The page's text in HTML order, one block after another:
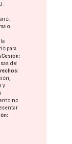
o
para
Cesión:
del
y
no